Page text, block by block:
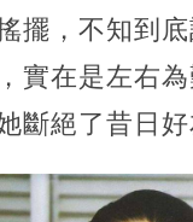
擺，不知到
實在是左右
斷絕了昔日好